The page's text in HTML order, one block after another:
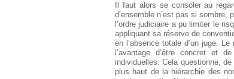
Il faut alors se consoler au
d’ensemble n’est pas si
l’ordre judiciaire a pu limiter le
appliquant sa réserve de
en l’absence totale d’un juge.
l’avantage d’être concret et
individuelles. Cela questionne,
plus haut de la hiérarchie des